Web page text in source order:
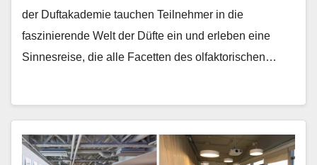
der Duftakademie tauchen Teilnehmer in die
faszinierende Welt der Düfte ein und erleben eine
Sinnesreise, die alle Facetten des olfaktorischen…